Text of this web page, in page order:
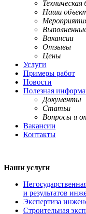
Техническая
Наши
Вакансии
Отзывы
Цены
Услуги
Примеры работ
Новости
Полезная
Документы
Статьи
Вопросы и
Вакансии
Контакты
Наши услуги
и результатов
Экспертиза
Строительная